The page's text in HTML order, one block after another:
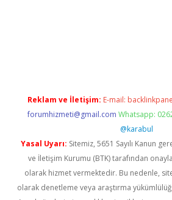
Reklam ve İletişim: E-mail:
forumhizmeti@gmail.com Whatsapp:
@karabul
Yasal Uyarı: Sitemiz, 5651 Sayılı Kanun
ve İletişim Kurumu (BTK) tarafından
olarak hizmet vermektedir. Bu nedenle,
olarak denetleme veya araştırma